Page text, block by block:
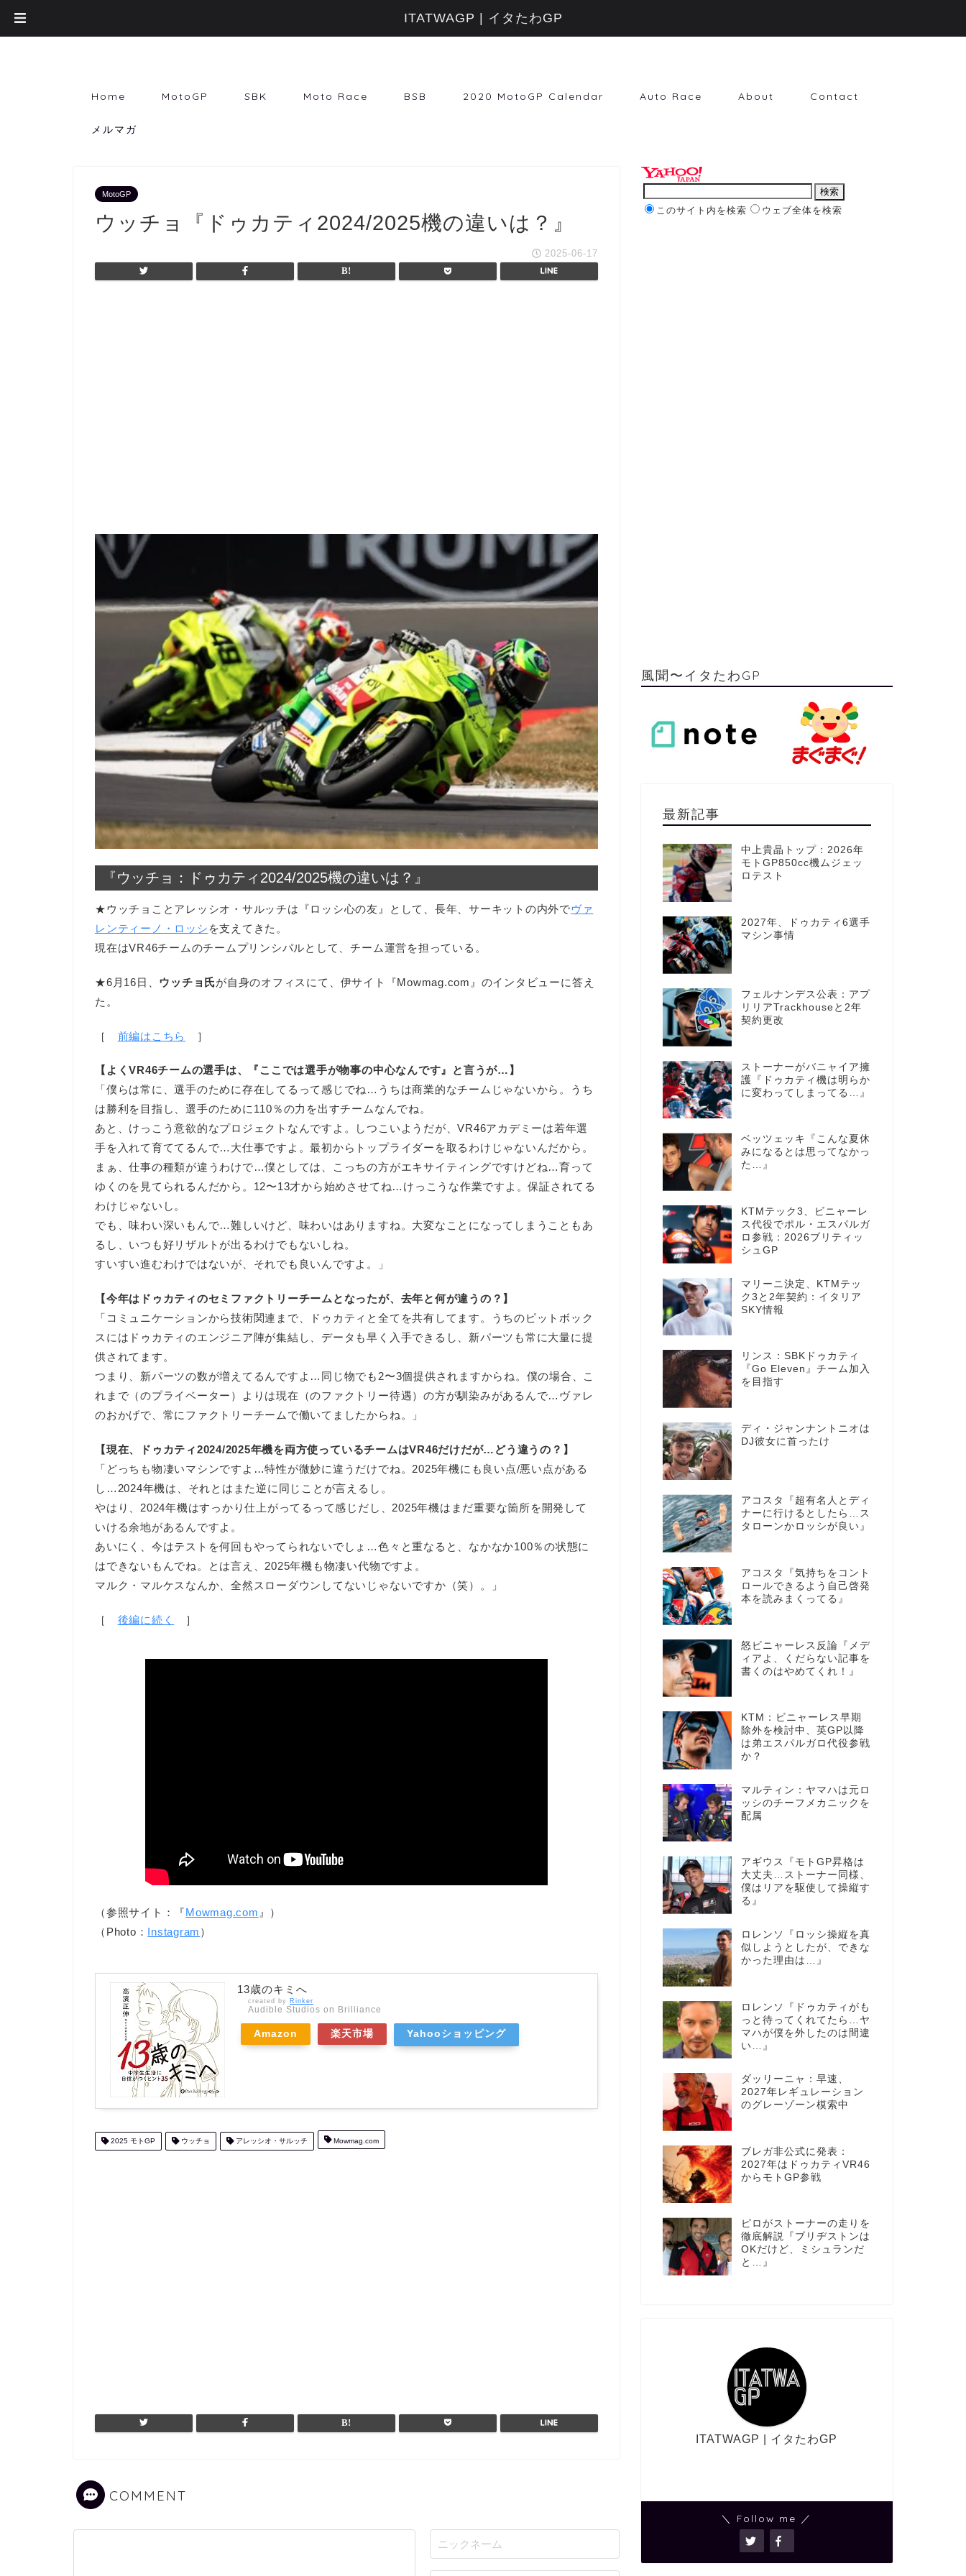
Home MotoGP SBK Moto Race BSB 2020 MotoGP Calendar Auto Race About Contact
メルマガ
MotoGP
ウッチョ『ドゥカティ2024/2025機の違いは？』
2025-06-17
『ウッチョ：ドゥカティ2024/2025機の違いは？』
★ウッチョことアレッシオ・サルッチは『ロッシ心の友』として、長年、サーキットの内外でヴァ
レンティーノ・ロッシ を支えてきた。
現在はVR46チームのチームプリンシパルとして、チーム運営を担っている。
★6月16日、 ウッチョ氏が自身のオフィスにて、伊サイト『Mowmag.com』のインタビューに答え
た。
［ 前編はこちら ］
【よくVR46チームの選手は、『ここでは選手が物事の中心なんです』と言うが…】
「僕らは常に、選手のために存在してるって感じでね…うちは商業的なチームじゃないから。うち
は勝利を目指し、選手のために110％の力を出すチームなんでね。
あと、けっこう意欲的なプロジェクトなんですよ。しつこいようだが、VR46アカデミーは若年選
手を入れて育ててるんで…大仕事ですよ。最初からトップライダーを取るわけじゃないんだから。
まぁ、仕事の種類が違うわけで…僕としては、こっちの方がエキサイティングですけどね…育って
ゆくのを見てられるんだから。12〜13才から始めさせてね…けっこうな作業ですよ。保証されてる
わけじゃないし。
でも、味わい深いもんで…難しいけど、味わいはありますね。大変なことになってしまうこともあ
るし、いつも好リザルトが出るわけでもないしね。
すいすい進むわけではないが、それでも良いんですよ。」
【今年はドゥカティのセミファクトリーチームとなったが、去年と何が違うの？】
「コミュニケーションから技術関連まで、ドゥカティと全てを共有してます。うちのピットボック
スにはドゥカティのエンジニア陣が集結し、データも早く入手できるし、新パーツも常に大量に提
供されてます。
つまり、新パーツの数が増えてるんですよ…同じ物でも2〜3個提供されますからね。僕の場合、こ
れまで（のプライベーター）よりは現在（のファクトリー待遇）の方が馴染みがあるんで…ヴァレ
のおかげで、常にファクトリーチームで働いてましたからね。」
【現在、ドゥカティ2024/2025年機を両方使っているチームはVR46だけだが…どう違うの？】
「どっちも物凄いマシンですよ…特性が微妙に違うだけでね。2025年機にも良い点/悪い点がある
し…2024年機は、それとはまた逆に同じことが言えるし。
やはり、2024年機はすっかり仕上がってるって感じだし、2025年機はまだ重要な箇所を開発して
いける余地があるんですよ。
あいにく、今はテストを何回もやってられないでしょ…色々と重なると、なかなか100％の状態に
はできないもんでね。とは言え、2025年機も物凄い代物ですよ。
マルク・マルケスなんか、全然スローダウンしてないじゃないですか（笑）。」
［ 後編に続く ］
（参照サイト：『Mowmag.com 』）
（Photo： Instagram ）
13歳のキミへ
created by Rinker
Audible Studios on Brilliance
Amazon 楽天市場 Yahooショッピング
2025 モトGP ウッチョ アレッシオ・サルッチ Mowmag.com
COMMENT
このサイト内を検索 ウェブ全体を検索
風聞〜イタたわGP
最新記事
中上貴晶トップ：2026年
モトGP850cc機ムジェッ
ロテスト
2027年、ドゥカティ6選手
マシン事情
フェルナンデス公表：アプ
リリアTrackhouseと2年
契約更改
ストーナーがバニャイア擁
護『ドゥカティ機は明らか
に変わってしまってる…』
ベッツェッキ『こんな夏休
みになるとは思ってなかっ
た…』
KTMテック3、ビニャーレ
ス代役でポル・エスパルガ
ロ参戦：2026ブリティッ
シュGP
マリーニ決定、KTMテッ
ク3と2年契約：イタリア
SKY情報
リンス：SBKドゥカティ
『Go Eleven』チーム加入
を目指す
ディ・ジャンナントニオは
DJ彼女に首ったけ
アコスタ『超有名人とディ
ナーに行けるとしたら…ス
タローンかロッシが良い』
アコスタ『気持ちをコント
ロールできるよう自己啓発
本を読みまくってる』
怒ビニャーレス反論『メデ
ィアよ、くだらない記事を
書くのはやめてくれ！』
KTM：ビニャーレス早期
除外を検討中、英GP以降
は弟エスパルガロ代役参戦
か？
マルティン：ヤマハは元ロ
ッシのチーフメカニックを
配属
アギウス『モトGP昇格は
大丈夫…ストーナー同様、
僕はリアを駆使して操縦す
る』
ロレンソ『ロッシ操縦を真
似しようとしたが、できな
かった理由は…』
ロレンソ『ドゥカティがも
っと待ってくれてたら…ヤ
マハが僕を外したのは間違
い…』
ダッリーニャ：早速、
2027年レギュレーション
のグレーゾーン模索中
ブレガ非公式に発表：
2027年はドゥカティVR46
からモトGP参戦
ピロがストーナーの走りを
徹底解説『ブリヂストンは
OKだけど、ミシュランだ
と…』
ITATWAGP | イタたわGP
＼ Follow me ／
ITATWAGP | イタたわGP